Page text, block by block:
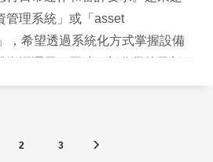
管理系統」或「asset
，希望透過系統化方式掌握設備
新系統能否與現有 IT 架構整合，
2 3